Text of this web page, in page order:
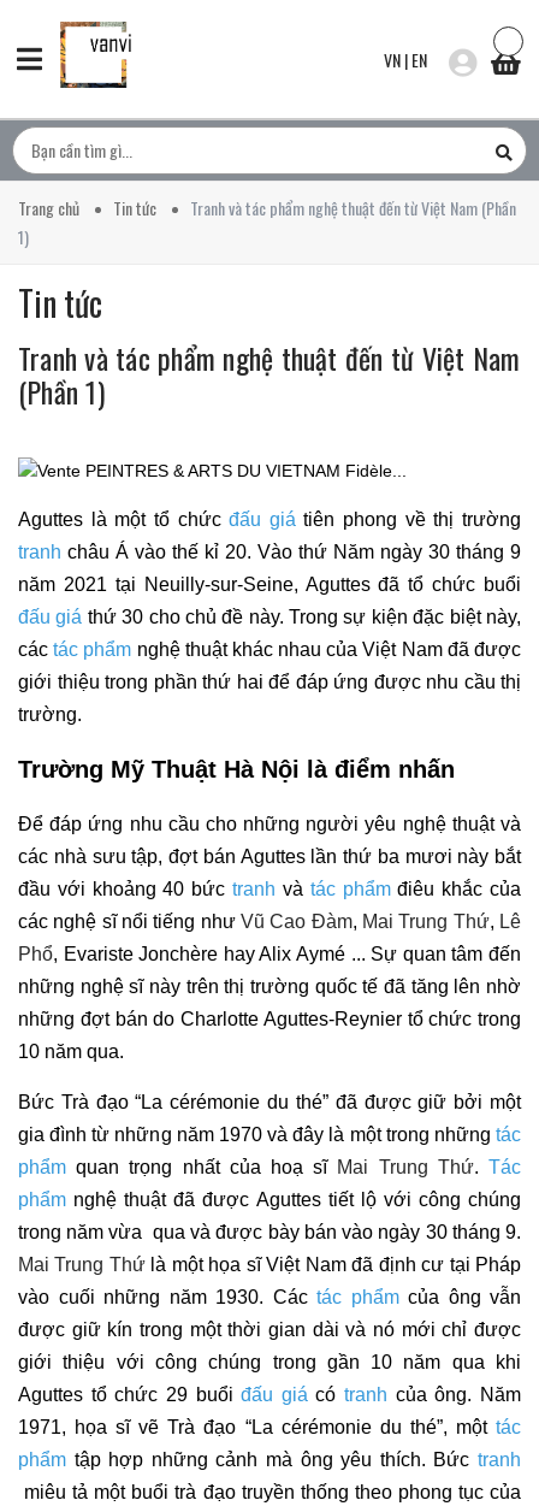
VN|EN
Trang chủ Tin tức
Tranh và tác phẩm nghệ thuật đến từ Việt Nam (Phần
1)
Tin tức
Tranh và tác phẩm nghệ thuật đến từ Việt Nam
(Phần 1)
Aguttes là một tổ chức đấu giá
tranh châu Á vào thế kỉ 20. Vào thứ Năm ngày 30 tháng 9
năm 2021 tại Neuilly-sur-Seine, Aguttes đã tổ chức buổi
đấu giá thứ 30 cho chủ đề này. Trong sự kiện đặc biệt này,
các tác phẩm nghệ thuật khác nhau của Việt Nam đã được
giới thiệu trong phần thứ hai để đáp ứng được nhu cầu thị
trường.
Trường Mỹ Thuật Hà Nội là điểm nhấn
Để đáp ứng nhu cầu cho những người yêu nghệ thuật và
các nhà sưu tập, đợt bán Aguttes lần thứ ba mươi này bắt
đầu với khoảng 40 bức tranh và tác phẩm điêu khắc của
các nghệ sĩ nổi tiếng như Vũ Cao Đàm, Mai Trung Thứ, Lê
Phổ, Evariste Jonchère hay Alix Aymé ... Sự quan tâm đến
những nghệ sĩ này trên thị trường quốc tế đã tăng lên nhờ
những đợt bán do Charlotte Aguttes-Reynier tổ chức trong
10 năm qua.
Bức Trà đạo “La cérémonie du thé” đã được giữ bởi một
gia đình từ những năm 1970 và đây là một trong những tác
phẩm quan trọng nhất của hoạ sĩ Mai Trung Thứ. Tác
phẩm nghệ thuật đã được Aguttes tiết lộ với công chúng
trong năm vừa  qua và được bày bán vào ngày 30 tháng 9.
Mai Trung Thứ là một họa sĩ Việt Nam đã định cư tại Pháp
vào cuối những năm 1930. Các tác phẩm của ông vẫn
được giữ kín trong một thời gian dài và nó mới chỉ được
giới thiệu với công chúng trong gần 10 năm qua khi
Aguttes tổ chức 29 buổi đấu giá có tranh của ông. Năm
1971, họa sĩ vẽ Trà đạo “La cérémonie du thé”, một tác
phẩm tập hợp những cảnh mà ông yêu thích. Bức tranh
miêu tả một buổi trà đạo truyền thống theo phong tục của